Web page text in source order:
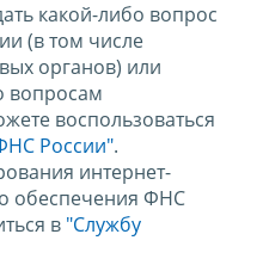
какой-либо вопрос
(в том числе
органов) или
вопросам
воспользоваться
России".
интернет-
обеспечения ФНС
в "Службу